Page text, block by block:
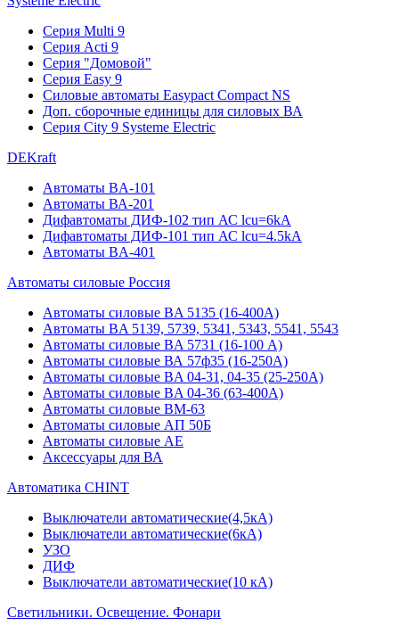
Серия Multi 9
Серия Acti 9
Серия "Домовой"
Серия Easy 9
Силовые автоматы Easypact Compact NS
Доп. сборочные единицы для силовых ВА
Серия City 9 Systeme Electric
DEKraft
Автоматы BA-101
Автоматы ВА-201
Дифавтоматы ДИФ-102 тип АС lcu=6kA
Дифавтоматы ДИФ-101 тип АС lcu=4.5kA
Автоматы BA-401
Автоматы силовые Россия
Автоматы силовые BA 5135 (16-400А)
Автоматы BA 5139, 5739, 5341, 5343, 5541, 5543
Автоматы силовые BA 5731 (16-100 А)
Автоматы силовые ВА 57ф35 (16-250А)
Автоматы силовые BA 04-31, 04-35 (25-250А)
Автоматы силовые BA 04-36 (63-400А)
Автоматы силовые ВМ-63
Автоматы силовые АП 50Б
Автоматы силовые АЕ
Аксессуары для ВА
Автоматика CHINT
Выключатели автоматические(4,5кА)
Выключатели автоматические(6кА)
УЗО
ДИФ
Выключатели автоматические(10 кА)
Светильники. Освещение. Фонари